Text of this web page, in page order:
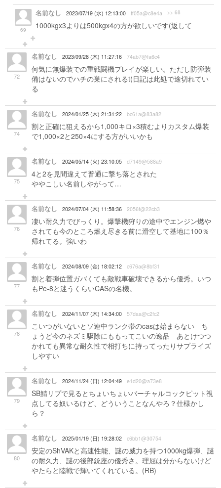
69
名前なし 2023/07/19 (水) 12:13:00 ff05a@c8e4a >> 68
1000kgx3よりは500kgx4の方が欲しいです(返して
72
名前なし 2023/09/28 (木) 11:27:16 74ab7@fa6c4
何気に無爆装での重戦闘機プレイが楽しい。ただし防弾装
備はないのでハチの巣にされるt(日記は此処で途切れてい
る
74
名前なし 2024/01/25 (木) 21:31:22 bc61a@83a82
割と正確に狙えるから1,000キロ×3積むよりカスタム爆装
で1,000×2と250×4にする方がいいかも
75
名前なし 2024/05/14 (火) 23:10:05 d7149@588a9
4と2を見間違えて普通に撃ち落とされた
ややこしい名前しやがって…
76
名前なし 2024/07/04 (木) 11:58:36 2056f@22cb3
凄い耐久力でびっくり。爆撃機狩りの途中でエンジン燃や
されても今のところ燃え尽きる前に滑空して基地に100％
帰れてる。強いわ
77
名前なし 2024/08/09 (金) 18:02:12 c676a@8bf31
割と着弾位置ガバくても敵戦車破壊できるから優秀。いつ
もPe-8と迷うくらいCASの名機。
78
名前なし 2024/11/07 (木) 14:34:00 57daa@c2fc2
こいつがいないとソ連中ランク帯のcasは始まらない ち
ょうど今のネズミ駆除にももってこいの逸品 あとけつつ
かれても異常な耐久性で相打ちに持ってったりサプライズ
しやすい
79
名前なし 2024/11/24 (日) 12:04:49 e1d20@a73e8
SB鯖リプで見るとちょいちょいバーチャルコックピット視
点してる奴いるけど、どういうことなんやろ？仕様かし
ら？
80
名前なし 2025/01/19 (日) 19:28:02 c6bb1@30754
安定のShVAKと高速性能、謎の威力を持つ1000kg爆弾、謎
の耐久力、謎の後部銃座の優秀さ。理屈は分からないけど
やたらと陸戦で輝いてくれている。(RB)